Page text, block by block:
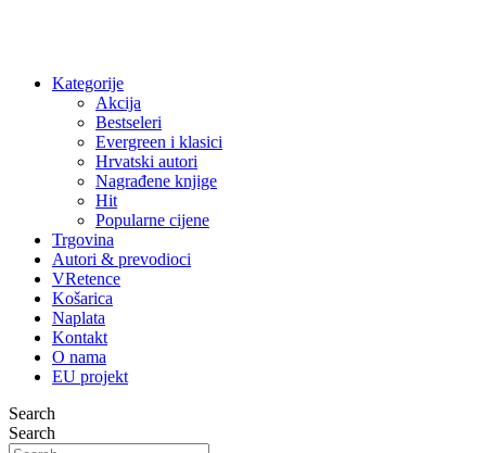
Kategorije
Akcija
Bestseleri
Evergreen i klasici
Hrvatski autori
Nagrađene knjige
Hit
Popularne cijene
Trgovina
Autori & prevodioci
VRetence
Košarica
Naplata
Kontakt
O nama
EU projekt
Search
Search